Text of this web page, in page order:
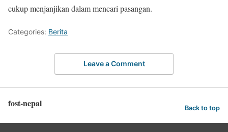
cukup menjanjikan dalam mencari pasangan.
Categories: Berita
Leave a Comment
fost-nepal Back to top